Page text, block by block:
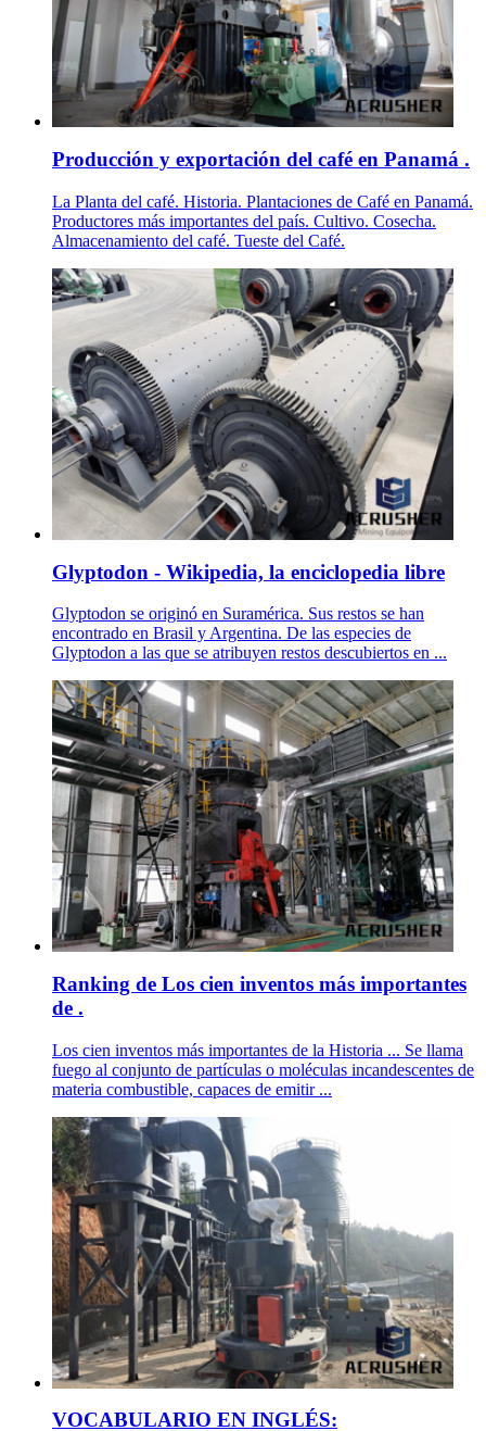
Producción y exportación del café en Panamá .
La Planta del café. Historia. Plantaciones de Café en Panamá.
Productores más importantes del país. Cultivo. Cosecha.
Almacenamiento del café. Tueste del Café.
Glyptodon - Wikipedia, la enciclopedia libre
Glyptodon se originó en Suramérica. Sus restos se han
encontrado en Brasil y Argentina. De las especies de
Glyptodon a las que se atribuyen restos descubiertos en ...
Ranking de Los cien inventos más importantes
de .
Los cien inventos más importantes de la Historia ... Se llama
fuego al conjunto de partículas o moléculas incandescentes de
materia combustible, capaces de emitir ...
VOCABULARIO EN INGLÉS: